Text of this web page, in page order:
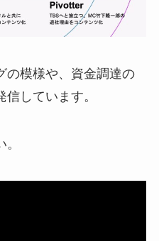
の模様や、資金調達の
しています。